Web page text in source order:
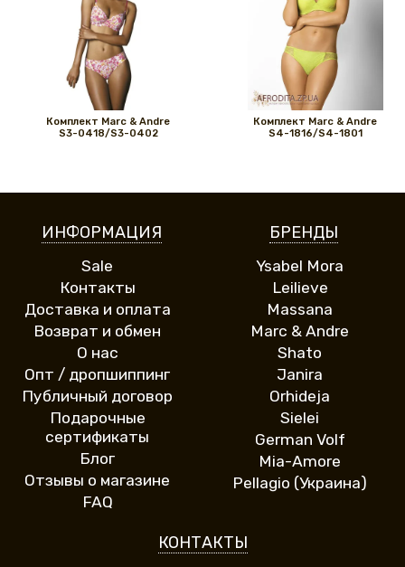
Комплект Marс & Andre
S3-0418/S3-0402
Комплект Marс & Andre
S4-1816/S4-1801
ИНФОРМАЦИЯ
Sale
Контакты
Доставка и оплата
Возврат и обмен
О нас
Опт / дропшиппинг
Публичный договор
Подарочные
сертификаты
Блог
Отзывы о магазине
FAQ
БРЕНДЫ
Ysabel Mora
Leilieve
Massana
Marc & Andre
Shato
Janira
Orhideja
Sielei
German Volf
Mia-Amore
Pellagio (Украина)
КОНТАКТЫ